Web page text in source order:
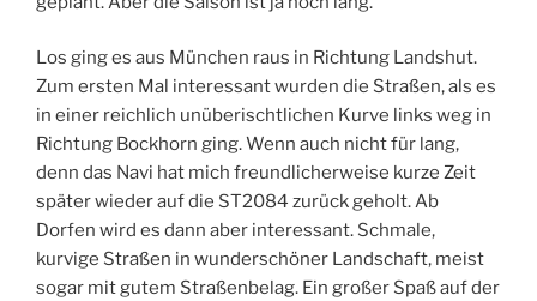
Los ging es aus München raus in Richtung Landshut.
Zum ersten Mal interessant wurden die Straßen, als es
in einer reichlich unüberischtlichen Kurve links weg in
Richtung Bockhorn ging. Wenn auch nicht für lang,
denn das Navi hat mich freundlicherweise kurze Zeit
später wieder auf die ST2084 zurück geholt. Ab
Dorfen wird es dann aber interessant. Schmale,
kurvige Straßen in wunderschöner Landschaft, meist
sogar mit gutem Straßenbelag. Ein großer Spaß auf der